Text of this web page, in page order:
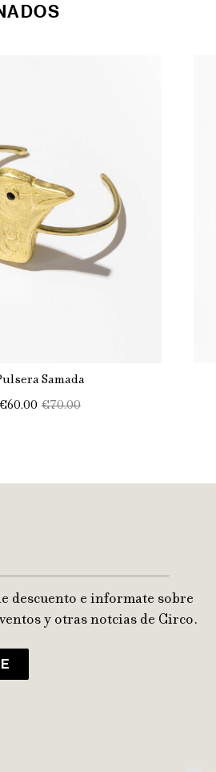
Samada
€60.00 €70.00
descuento e informate sobre
y otras notcias de Circo.